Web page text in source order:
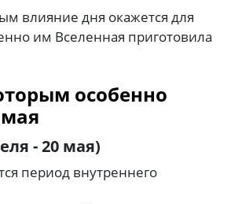
влияние дня окажется для
им Вселенная приготовила
особенно
- 20 мая)
период внутреннего